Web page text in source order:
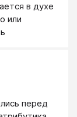
в духе
или
перед